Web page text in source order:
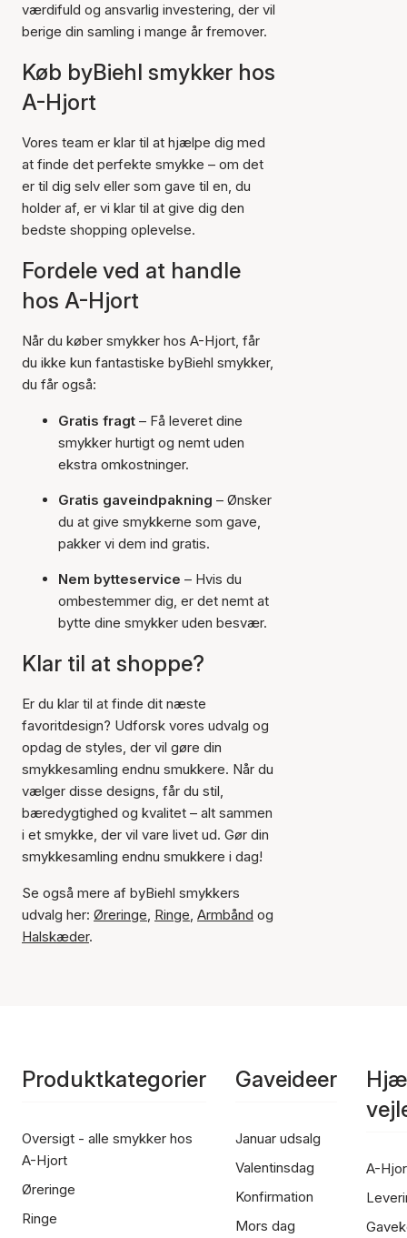
værdifuld og ansvarlig investering, der vil
berige din samling i mange år fremover.
Køb byBiehl smykker hos
A-Hjort
Vores team er klar til at hjælpe dig med
at finde det perfekte smykke – om det
er til dig selv eller som gave til en, du
holder af, er vi klar til at give dig den
bedste shopping oplevelse.
Fordele ved at handle
hos A-Hjort
Når du køber smykker hos A-Hjort, får
du ikke kun fantastiske byBiehl smykker,
du får også:
Gratis fragt – Få leveret dine
smykker hurtigt og nemt uden
ekstra omkostninger.
Gratis gaveindpakning – Ønsker
du at give smykkerne som gave,
pakker vi dem ind gratis.
Nem bytteservice – Hvis du
ombestemmer dig, er det nemt at
bytte dine smykker uden besvær.
Klar til at shoppe?
Er du klar til at finde dit næste
favoritdesign? Udforsk vores udvalg og
opdag de styles, der vil gøre din
smykkesamling endnu smukkere. Når du
vælger disse designs, får du stil,
bæredygtighed og kvalitet – alt sammen
i et smykke, der vil vare livet ud. Gør din
smykkesamling endnu smukkere i dag!
Se også mere af byBiehl smykkers
udvalg her: Øreringe, Ringe, Armbånd og
Halskæder.
Produktkategorier
Oversigt - alle smykker hos
A-Hjort
Øreringe
Ringe
Gaveideer
Januar udsalg
Valentinsdag
Konfirmation
Mors dag
A-